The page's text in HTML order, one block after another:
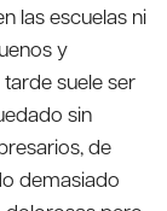
las escuelas ni
y
suele ser
sin
de
demasiado